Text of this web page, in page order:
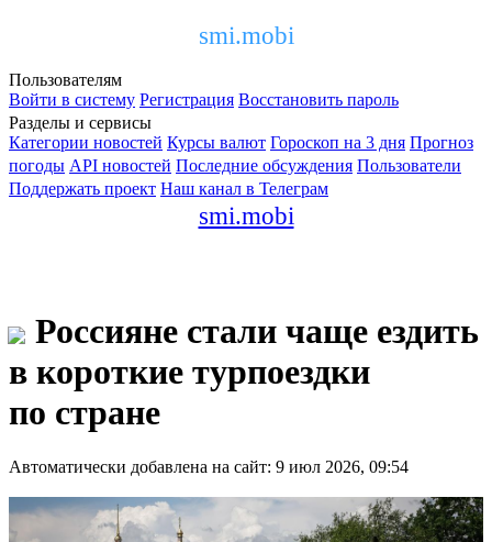
smi.mobi
Пользователям
Войти в систему Регистрация Восстановить пароль
Разделы и сервисы
Категории новостей Курсы валют Гороскоп на 3 дня Прогноз
погоды API новостей Последние обсуждения Пользователи
Поддержать проект Наш канал в Телеграм
smi.mobi
Россияне стали чаще ездить
в короткие турпоездки
по стране
Автоматически добавлена на сайт: 9 июл 2026, 09:54